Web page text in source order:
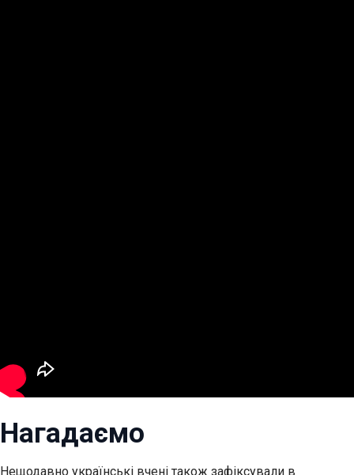
Нагадаємо
Нещодавно українські вчені також зафіксували в